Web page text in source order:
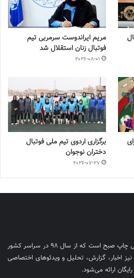
مریم ایراندوست سرمربی تیم
فوتبال زنان استقلال شد
2026-08-01
برگزاری اردوی تیم ملی فوتبال
دختران نوجوان
2026-07-27
روزنامه فوتبالز، روزنامه ای ورزشی چاپ صبح است که از سال ۹۸ در سراسر کشور
اخبار، گزارش، تحلیل و ویدئوهای اختصاصی
ارائه می‌شود.